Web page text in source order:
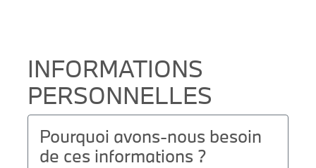
INFORMATIONS
PERSONNELLES
Pourquoi avons-nous besoin
de ces informations ?